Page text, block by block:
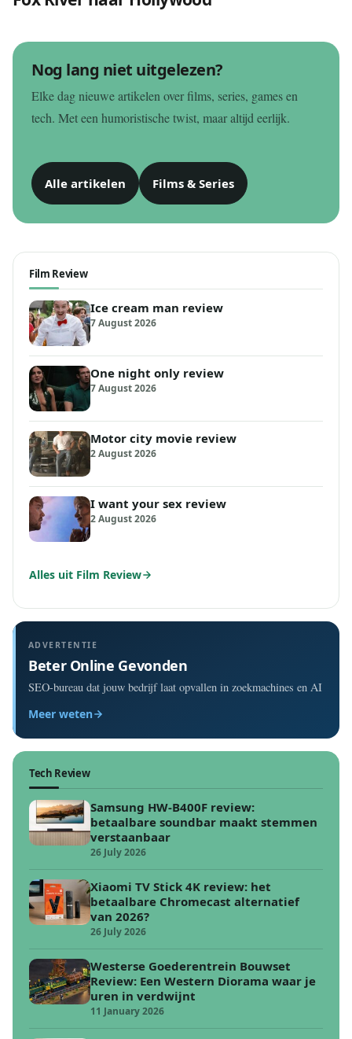
Nog lang niet uitgelezen?
Elke dag nieuwe artikelen over films, series, games en
tech. Met een humoristische twist, maar altijd eerlijk.
Alle artikelen Films & Series
Film Review
Ice cream man review
7 August 2026
One night only review
7 August 2026
Motor city movie review
2 August 2026
I want your sex review
2 August 2026
Alles uit Film Review
ADVERTENTIE
Beter Online Gevonden
SEO-bureau dat jouw bedrijf laat opvallen in zoekmachines en AI
Meer weten
Tech Review
Samsung HW-B400F review:
betaalbare soundbar maakt stemmen
verstaanbaar
26 July 2026
Xiaomi TV Stick 4K review: het
betaalbare Chromecast alternatief
van 2026?
26 July 2026
Westerse Goederentrein Bouwset
Review: Een Western Diorama waar je
uren in verdwijnt
11 January 2026